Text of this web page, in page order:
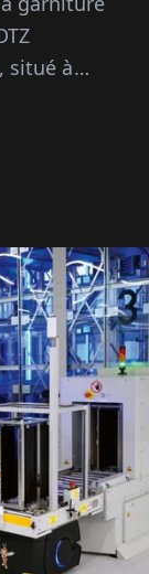
situé à